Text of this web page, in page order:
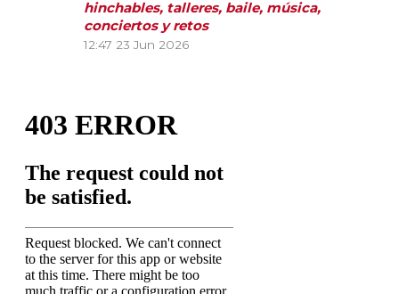
hinchables, talleres, baile, música,
conciertos y retos
12:47 23 Jun 2026